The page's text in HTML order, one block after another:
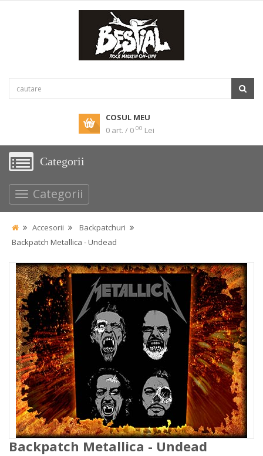
COSUL MEU
0 art. / 0 00 Lei
Categorii
Categorii
Accesorii
Backpatchuri
Backpatch Metallica - Undead
Backpatch Metallica - Undead